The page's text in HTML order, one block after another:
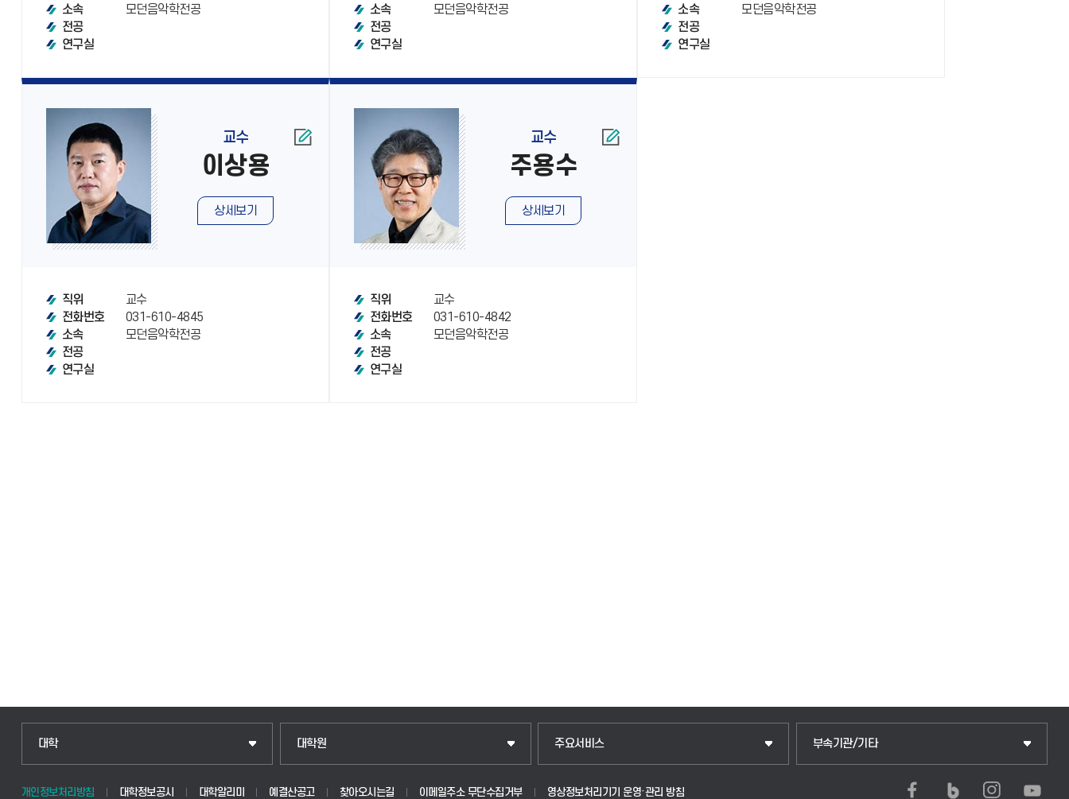
소속
모던음악학전공
전공
연구실
소속
모던음악학전공
전공
연구실
소속
모던음악학전공
전공
연구실
교수
이상용
상세보기
직위
교수
전화번호
031-610-4845
소속
모던음악학전공
전공
연구실
교수
주용수
상세보기
직위
교수
전화번호
031-610-4842
소속
모던음악학전공
전공
연구실
대학
인문융합공공인재학부
법경영학부
대학원
일반대학원
산업대학원
주요서비스
입학안내
웹메일
부속기관/기타
중앙도서관
개인정보처리방침 대학정보공시 대학알리미 예결산공고 찾아오시는길 이메일주소 무단수집거부 영상정보처리기기 운영·관리 방침